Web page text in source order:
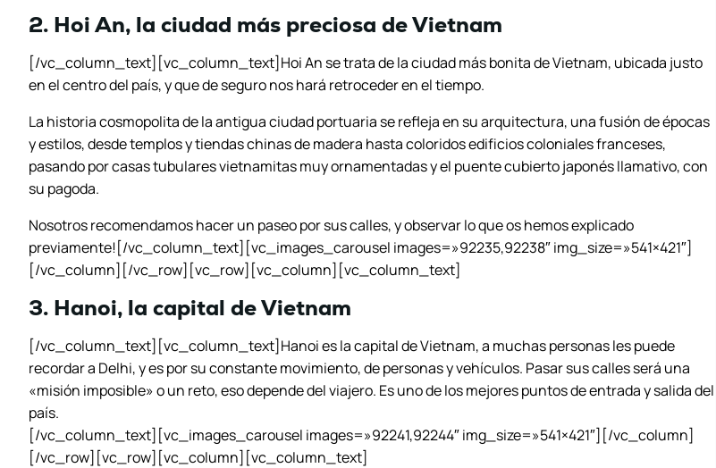
2. Hoi An, la ciudad más preciosa de Vietnam
[/vc_column_text][vc_column_text]Hoi An se trata de la ciudad más bonita de Vietnam, ubicada justo
en el centro del país, y que de seguro nos hará retroceder en el tiempo.
La historia cosmopolita de la antigua ciudad portuaria se refleja en su arquitectura, una fusión de épocas
y estilos, desde templos y tiendas chinas de madera hasta coloridos edificios coloniales franceses,
pasando por casas tubulares vietnamitas muy ornamentadas y el puente cubierto japonés llamativo, con
su pagoda.
Nosotros recomendamos hacer un paseo por sus calles, y observar lo que os hemos explicado
previamente![/vc_column_text][vc_images_carousel images=»92235,92238″ img_size=»541×421″]
[/vc_column][/vc_row][vc_row][vc_column][vc_column_text]
3. Hanoi, la capital de Vietnam
[/vc_column_text][vc_column_text]Hanoi es la capital de Vietnam, a muchas personas les puede
recordar a Delhi, y es por su constante movimiento, de personas y vehículos. Pasar sus calles será una
«misión imposible» o un reto, eso depende del viajero. Es uno de los mejores puntos de entrada y salida del
país.
[/vc_column_text][vc_images_carousel images=»92241,92244″ img_size=»541×421″][/vc_column]
[/vc_row][vc_row][vc_column][vc_column_text]